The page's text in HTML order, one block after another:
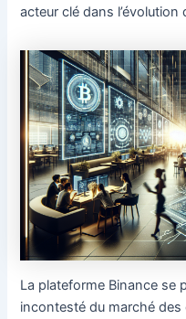
acteur clé dans
La plateforme Binance se
incontesté du marché